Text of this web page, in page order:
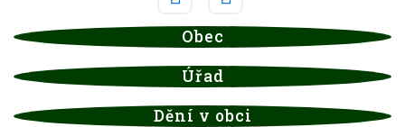
Obec
Úřad
Dění v obci